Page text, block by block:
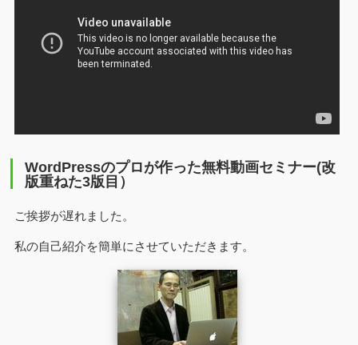
WordPressのプロが作った無料動画セミナー(改
版重ねた3版目）
ご挨拶が遅れました。
私の自己紹介を簡単にさせていただきます。